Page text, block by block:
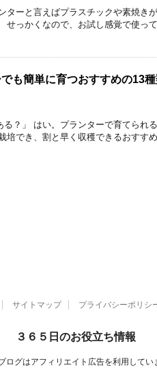
ターと言えばプラスチックや素焼き
せっかくなので、お試し感覚で使っ
も簡単に育つおすすめの13
？」 はい。プランターで育てられ
培でき、割と早く収穫できるおすす
サイトマップ プライバシーポリシ
３６５日のお役立ち情報
ログはアフィリエイト広告を利用してい